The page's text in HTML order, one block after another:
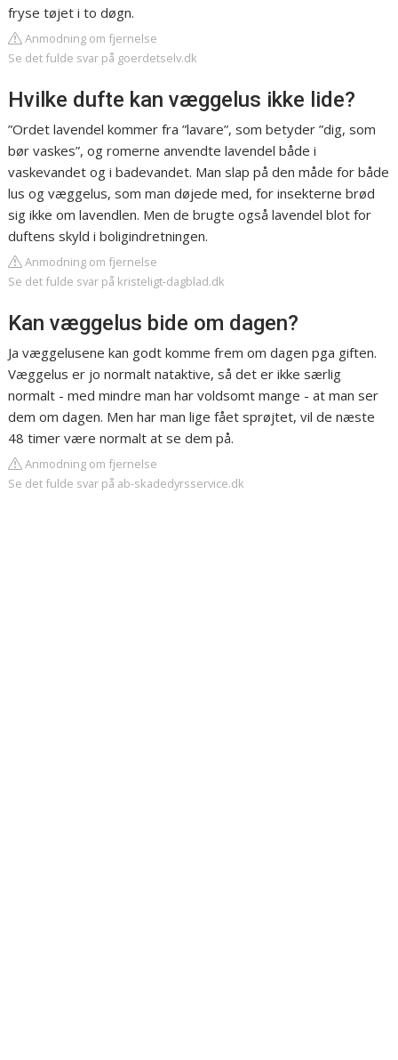
fryse tøjet i to døgn.
Anmodning om fjernelse
Se det fulde svar på goerdetselv.dk
Hvilke dufte kan væggelus ikke lide?
”Ordet lavendel kommer fra ”lavare”, som betyder ”dig, som
bør vaskes”, og romerne anvendte lavendel både i
vaskevandet og i badevandet. Man slap på den måde for både
lus og væggelus, som man døjede med, for insekterne brød
sig ikke om lavendlen. Men de brugte også lavendel blot for
duftens skyld i boligindretningen.
Anmodning om fjernelse
Se det fulde svar på kristeligt-dagblad.dk
Kan væggelus bide om dagen?
Ja væggelusene kan godt komme frem om dagen pga giften.
Væggelus er jo normalt nataktive, så det er ikke særlig
normalt - med mindre man har voldsomt mange - at man ser
dem om dagen. Men har man lige fået sprøjtet, vil de næste
48 timer være normalt at se dem på.
Anmodning om fjernelse
Se det fulde svar på ab-skadedyrsservice.dk